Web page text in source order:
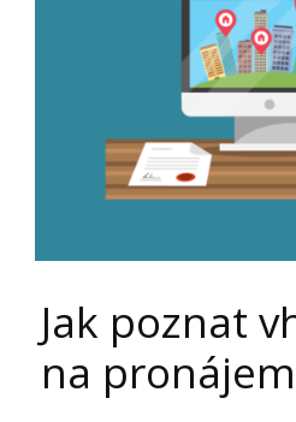
Jak poznat
na pronájem